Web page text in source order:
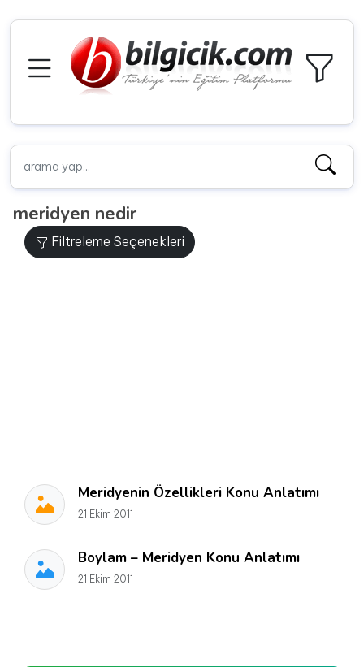
meridyen nedir
Filtreleme Seçenekleri
Meridyenin Özellikleri Konu Anlatımı
21 Ekim 2011
Boylam – Meridyen Konu Anlatımı
21 Ekim 2011